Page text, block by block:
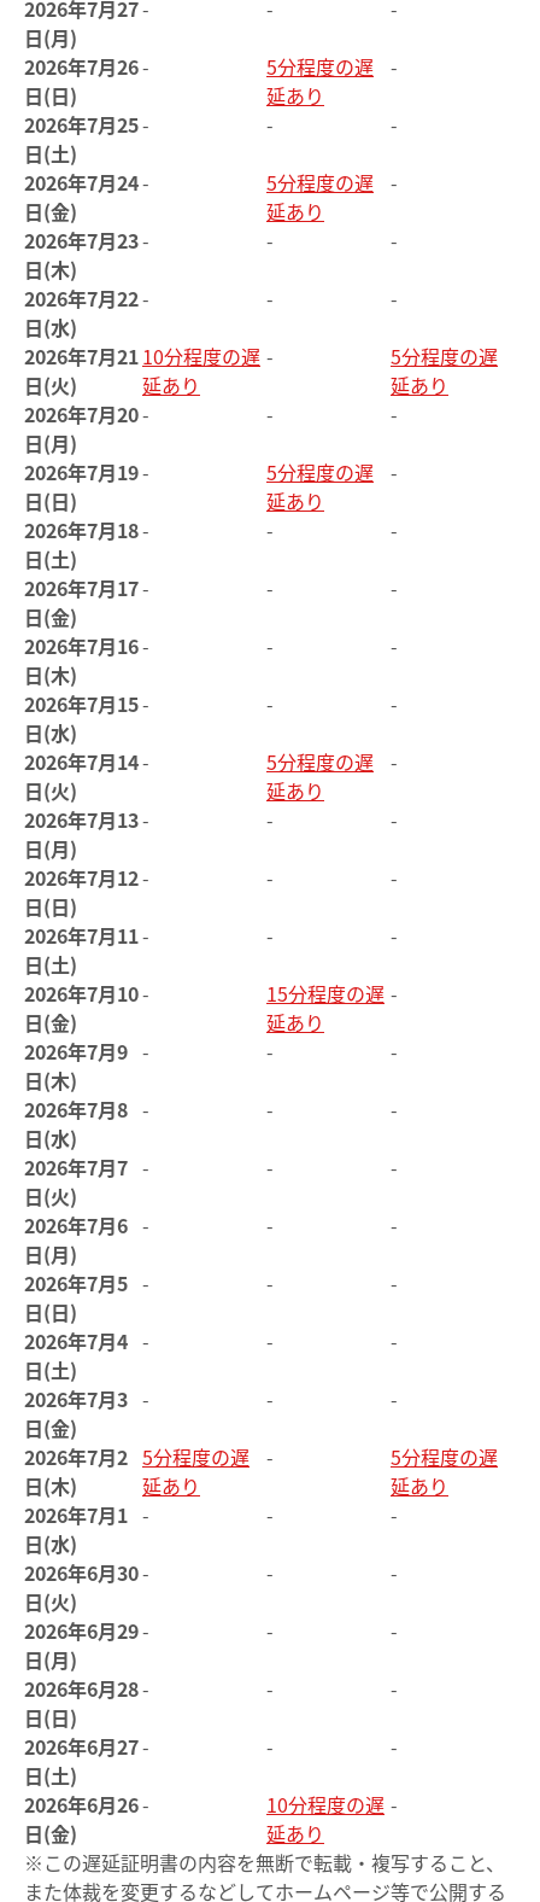
2026年7月27
日(月)
- -
-
2026年7月26
日(日)
-
5分程度の遅
延あり
-
2026年7月25
日(土)
- -
-
2026年7月24
日(金)
-
5分程度の遅
延あり
-
2026年7月23
日(木)
- -
-
2026年7月22
日(水)
- -
-
2026年7月21
日(火)
10分程度の遅
延あり
-
5分程度の遅
延あり
2026年7月20
日(月)
- -
-
2026年7月19
日(日)
-
5分程度の遅
延あり
-
2026年7月18
日(土)
- -
-
2026年7月17
日(金)
- -
-
2026年7月16
日(木)
- -
-
2026年7月15
日(水)
- -
-
2026年7月14
日(火)
-
5分程度の遅
延あり
-
2026年7月13
日(月)
- -
-
2026年7月12
日(日)
- -
-
2026年7月11
日(土)
- -
-
2026年7月10
日(金)
-
15分程度の遅
延あり
-
2026年7月9
日(木)
- -
-
2026年7月8
日(水)
- -
-
2026年7月7
日(火)
- -
-
2026年7月6
日(月)
- -
-
2026年7月5
日(日)
- -
-
2026年7月4
日(土)
- -
-
2026年7月3
日(金)
- -
-
2026年7月2
日(木)
5分程度の遅
延あり
-
5分程度の遅
延あり
2026年7月1
日(水)
- -
-
2026年6月30
日(火)
- -
-
2026年6月29
日(月)
- -
-
2026年6月28
日(日)
- -
-
2026年6月27
日(土)
- -
-
2026年6月26
日(金)
-
10分程度の遅
延あり
-
※この遅延証明書の内容を無断で転載・複写すること、
また体裁を変更するなどしてホームページ等で公開する